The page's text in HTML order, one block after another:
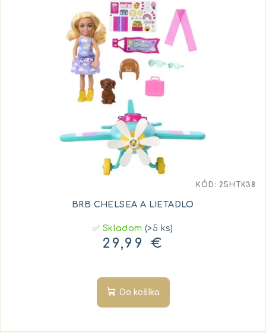
BRB CHELSEA A LIETADLO
✅ Skladom(>5 ks)
29,99 €
Do košíka
KÓD: 25HTK38